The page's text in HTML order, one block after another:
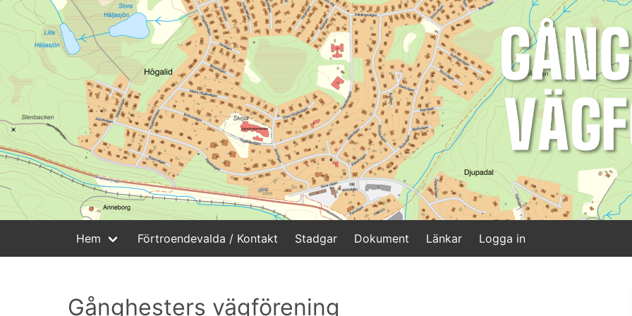
Hem Förtroendevalda / Kontakt Stadgar Dokument Länkar Logga in
Gånghesters vägförening